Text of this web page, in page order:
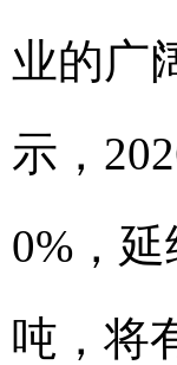
业的广
示，
0%，
吨，将